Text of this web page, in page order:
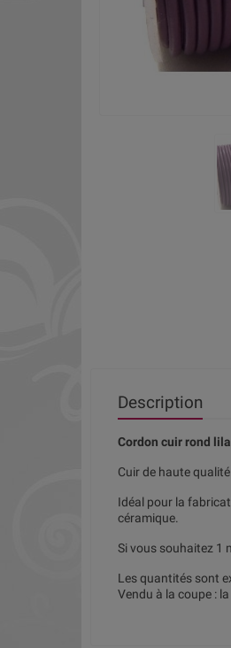
Description
Cordon cuir rond
Cuir de haute
Idéal pour la
céramique.
Si vous souhaitez 1
Les quantités sont
Vendu à la coupe :